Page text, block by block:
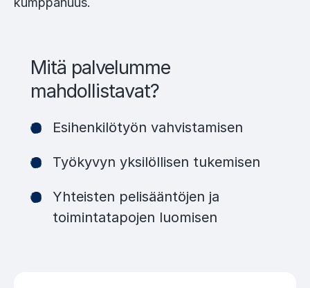
Mitä palvelumme
mahdollistavat?
Esihenkilötyön vahvistamisen
Työkyvyn yksilöllisen tukemisen
Yhteisten pelisääntöjen ja
toimintatapojen luomisen